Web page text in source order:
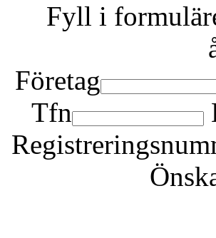
Fyll i
Företag
Tfn